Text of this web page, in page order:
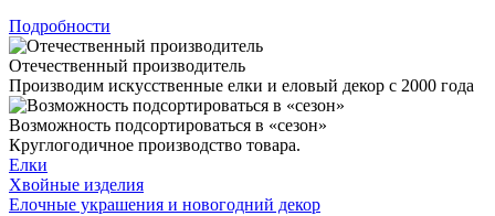
Подробности
Отечественный производитель
Производим искусственные елки и еловый декор с 2000 года
Возможность подсортироваться в «сезон»
Круглогодичное производство товара.
Елки
Хвойные изделия
Елочные украшения и новогодний декор